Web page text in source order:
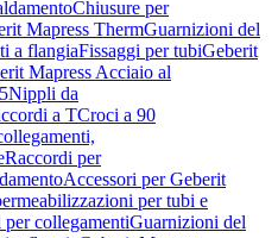
Chiusure per
Mapress ThermGuarnizioni del
a flangiaFissaggi per tubiGeberit
Mapress Acciaio al
Nippli da
a TCroci a 90
Raccordi per
Accessori per Geberit
per tubi e
per collegamentiGuarnizioni del